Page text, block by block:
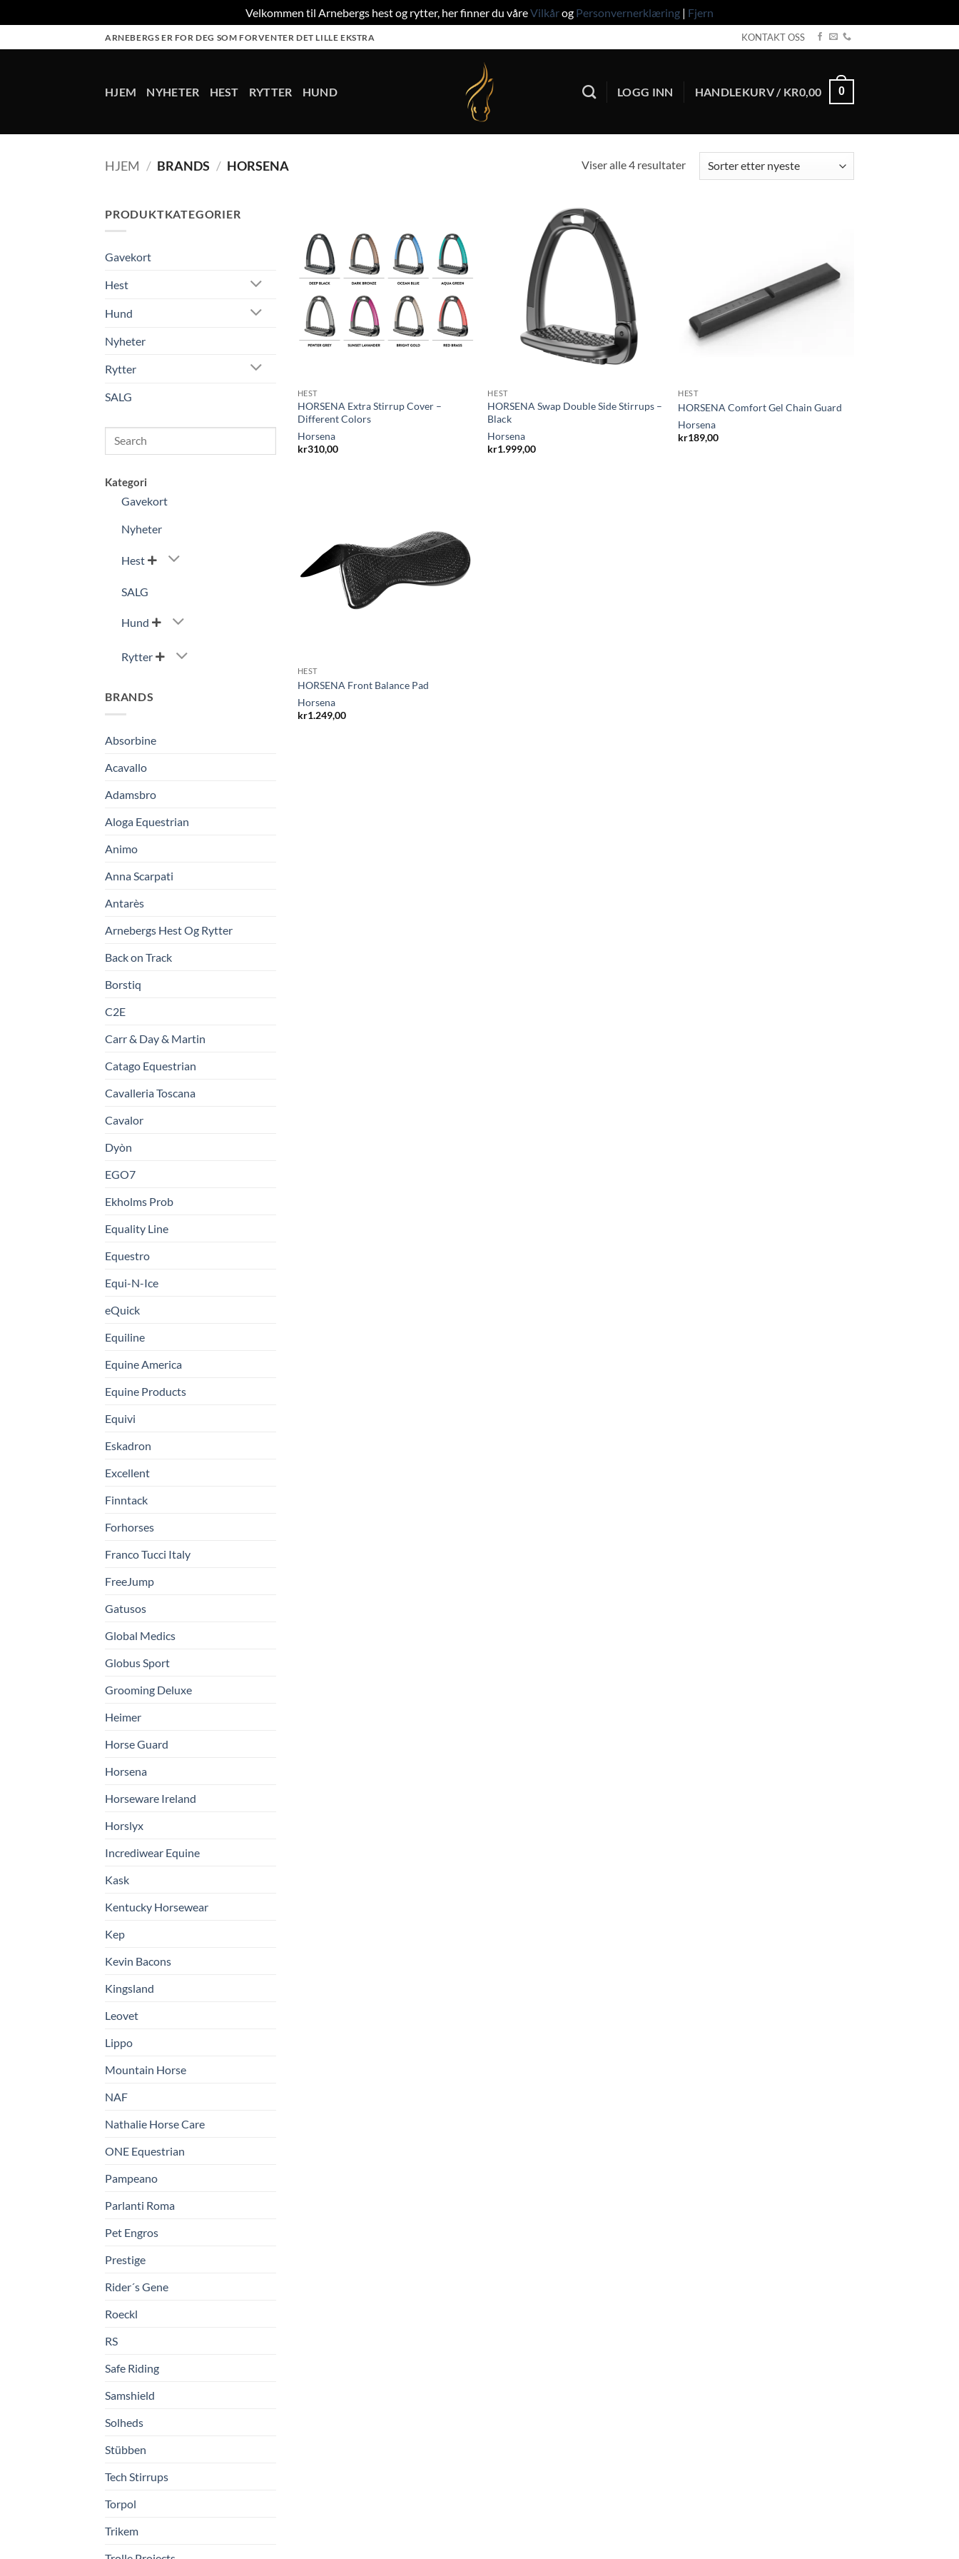
Velkommen til Arnebergs hest og rytter, her finner du våreVilkårog Personvernerklæring | Fjern
to
ARNEBERGS ER FOR DEG SOM FORVENTER DET LILLE EKSTRA KONTAKT OSS
HJEM NYHETER HEST RYTTER HUND LOGG INN HANDLEKURV / KR0,00 0
HJEM / BRANDS / HORSENA Viser alle 4 resultaterSortert
etter
PRODUKTKATEGORIER
Gavekort
Hest
Hund
Nyheter
Rytter
SALG
Search
Kategori
Gavekort
Nyheter
Hest 
SALG
Hund 
Rytter 
BRANDS
Absorbine
Acavallo
Adamsbro
Aloga Equestrian
Animo
Anna Scarpati
Antarès
Arnebergs Hest Og Rytter
Back on Track
Borstiq
C2E
Carr & Day & Martin
Catago Equestrian
Cavalleria Toscana
Cavalor
Dyòn
EGO7
Ekholms Prob
Equality Line
Equestro
Equi-N-Ice
eQuick
Equiline
Equine America
Equine Products
Equivi
Eskadron
Excellent
Finntack
Forhorses
Franco Tucci Italy
FreeJump
Gatusos
Global Medics
Globus Sport
Grooming Deluxe
Heimer
Horse Guard
Horsena
Horseware Ireland
Horslyx
Incrediwear Equine
Kask
Kentucky Horsewear
Kep
Kevin Bacons
Kingsland
Leovet
Lippo
Mountain Horse
NAF
Nathalie Horse Care
ONE Equestrian
Pampeano
Parlanti Roma
Pet Engros
Prestige
Rider´s Gene
Roeckl
RS
Safe Riding
Samshield
Solheds
Stübben
Tech Stirrups
Torpol
Trikem
HEST
HORSENA Extra Stirrup Cover –
Different Colors
Horsena
kr310,00
HEST
HORSENA Swap Double Side Stirrups –
Black
Horsena
kr1.999,00
HEST
HORSENA Comfort Gel Chain Guard
Horsena
kr189,00
HEST
HORSENA Front Balance Pad
Horsena
kr1.249,00